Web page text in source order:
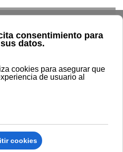
del profesorado
Cursos
25
para